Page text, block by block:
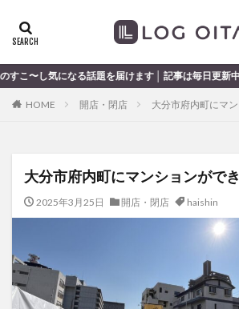
届けます │ 記事は毎日更新中
HOME 開店・閉店 大分市府内町にマ
大分市府内町にマンションがで
2025年3月25日 開店・閉店 haishin
ディナー
haishin
haisin haisnin
hishin
hqaishin JR kaiten
TOKIPO
お土産
か
くじゅう連山
ねとらぼ
ひまわ